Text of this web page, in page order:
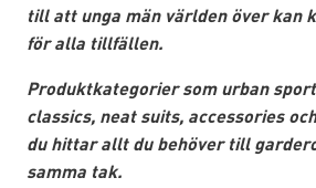
till att unga män världen över kan
för alla tillfällen.
Produktkategorier som urban
classics, neat suits, accessories
du hittar allt du behöver till
samma tak.